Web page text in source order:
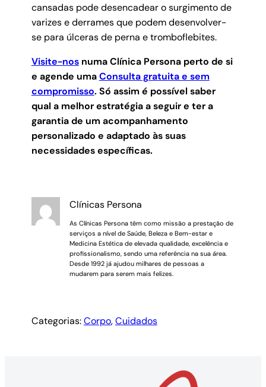
cansadas pode desencadear o surgimento de
varizes e derrames que podem desenvolver-
se para úlceras de perna e tromboflebites.
Visite-nosnuma Clínica Persona perto de si
e agende umaConsulta gratuita e sem
compromisso. Só assim é possível saber
qual a melhor estratégia a seguir e ter a
garantia de um acompanhamento
personalizado e adaptado às suas
necessidades específicas.
Clínicas Persona
As Clínicas Persona têm como missão a prestação de
serviços a nível de Saúde, Beleza e Bem-estar e
Medicina Estética de elevada qualidade, excelência e
profissionalismo, sendo uma referência na sua área.
Desde 1992 já ajudou milhares de pessoas a
mudarem para serem mais felizes.
Categorias:Corpo, Cuidados